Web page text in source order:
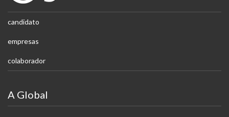
candidato
empresas
colaborador
A Global